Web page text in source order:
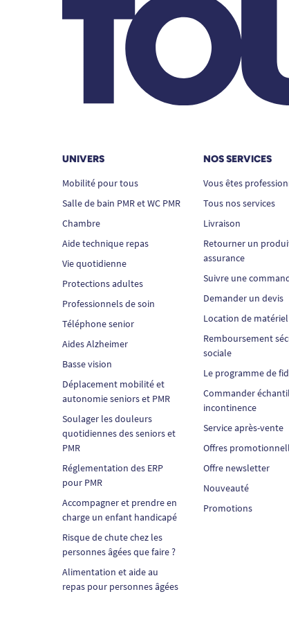
UNIVERS
Mobilité pour tous
Salle de bain PMR et WC PMR
Chambre
Aide technique repas
Vie quotidienne
Protections adultes
Professionnels de soin
Téléphone senior
Aides Alzheimer
Basse vision
Déplacement mobilité et
autonomie seniors et PMR
Soulager les douleurs
quotidiennes des seniors et
PMR
Réglementation des ERP
pour PMR
Accompagner et prendre en
charge un enfant handicapé
Risque de chute chez les
personnes âgées que faire ?
Alimentation et aide au
repas pour personnes âgées
NOS SERVICES
Vous êtes
Tous nos services
Livraison
Retourner un
assurance
Suivre une
Demander un devis
Location de
Remboursement
sociale
Le programme de
Commander
incontinence
Service après-vente
Offres
Offre newsletter
Nouveauté
Promotions